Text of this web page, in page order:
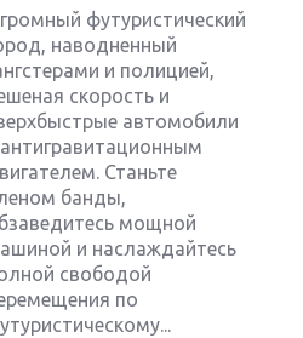
футуристический
наводненный
и полицией,
скорость и
автомобили
Станьте
банды,
мощной
и наслаждайтесь
свободой
по